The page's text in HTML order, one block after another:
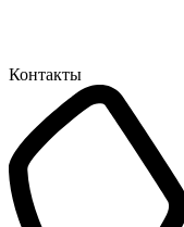
Контакты